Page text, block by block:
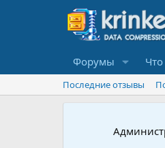
Форумы
Последние отзывы